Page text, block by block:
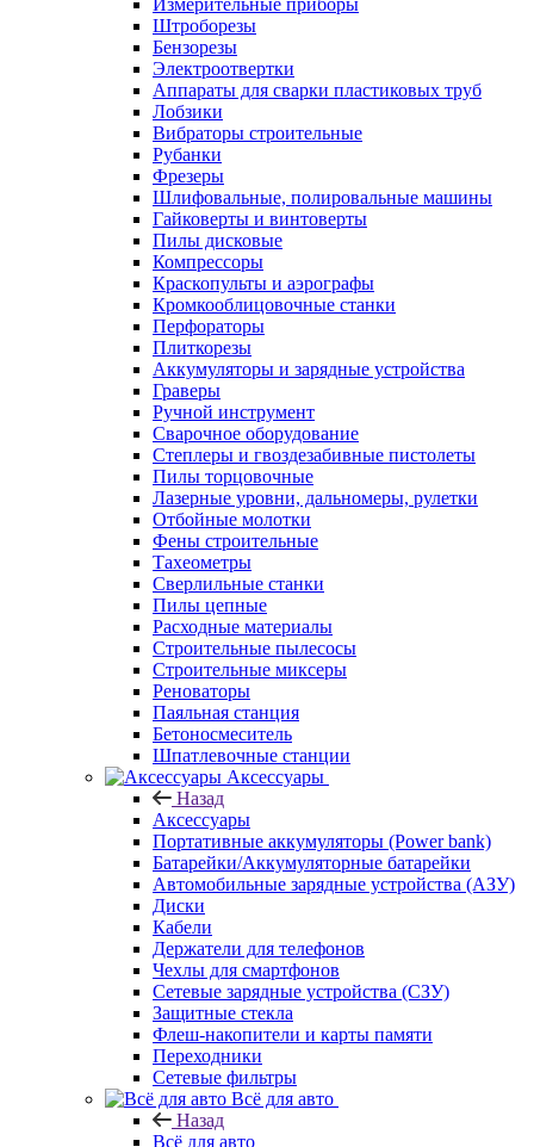
Измерительные приборы
Штроборезы
Бензорезы
Электроотвертки
Аппараты для сварки пластиковых труб
Лобзики
Вибраторы строительные
Рубанки
Фрезеры
Шлифовальные, полировальные машины
Гайковерты и винтоверты
Пилы дисковые
Компрессоры
Краскопульты и аэрографы
Кромкооблицовочные станки
Перфораторы
Плиткорезы
Аккумуляторы и зарядные устройства
Граверы
Ручной инструмент
Сварочное оборудование
Степлеры и гвоздезабивные пистолеты
Пилы торцовочные
Лазерные уровни, дальномеры, рулетки
Отбойные молотки
Фены строительные
Тахеометры
Сверлильные станки
Пилы цепные
Расходные материалы
Строительные пылесосы
Строительные миксеры
Реноваторы
Паяльная станция
Бетоносмеситель
Шпатлевочные станции
Аксессуары
Назад
Аксессуары
Портативные аккумуляторы (Power bank)
Батарейки/Аккумуляторные батарейки
Автомобильные зарядные устройства (АЗУ)
Диски
Кабели
Держатели для телефонов
Чехлы для смартфонов
Сетевые зарядные устройства (СЗУ)
Защитные стекла
Флеш-накопители и карты памяти
Переходники
Сетевые фильтры
Всё для авто
Назад
Всё для авто